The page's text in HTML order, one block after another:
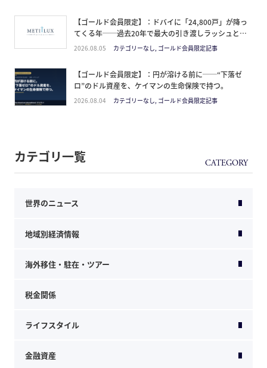
【ゴールド会員限定】：ドバイに「24,800戸」が降っ
てくる年──過去20年で最大の引き渡しラッシュと、
ミサイルが崩した“安全神話”。2027年の供給ピーク
2026.08.05 カテゴリーなし, ゴールド会員限定記事
【ゴールド会員限定】：円が溶ける前に──“下落ゼ
ロ”のドル資産を、ケイマンの生命保険で持つ。
2026.08.04 カテゴリーなし, ゴールド会員限定記事
カテゴリ一覧
世界のニュース
地域別経済情報
海外移住・駐在・ツアー
税金関係
ライフスタイル
金融資産